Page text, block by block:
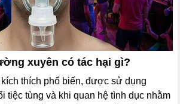
xuyên có tác hại gì?
thích phổ biến, được sử dụng
tiệc tùng và khi quan hệ tình dục nhằm